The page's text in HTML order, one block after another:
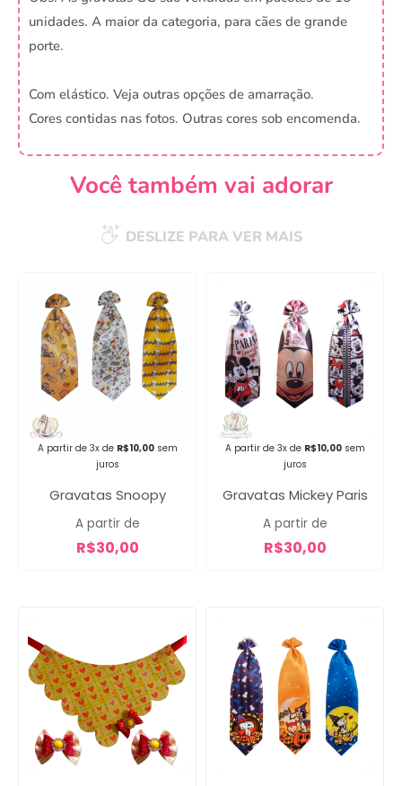
unidades. A maior da categoria, para cães de grande
porte.
Com elástico. Veja outras opções de amarração.
Cores contidas nas fotos. Outras cores sob encomenda.
Você também vai adorar
DESLIZE PARA VER MAIS
A partir de 3x de R$10,00 sem
juros
Gravatas Snoopy
A partir de
R$30,00
A partir de 3x de R$10,00 sem
juros
Gravatas Mickey Paris
A partir de
R$30,00
Campanha lançada com